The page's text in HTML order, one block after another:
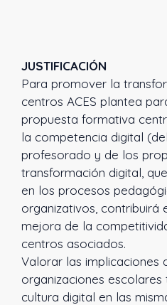
JUSTIFICACIÓN
Para promover la
centros ACES plantea
propuesta formativa
la competencia digital
profesorado y de los
transformación digital,
en los procesos
organizativos, contribuirá
mejora de la
centros asociados.
Valorar las implicaciones
organizaciones
cultura digital en las